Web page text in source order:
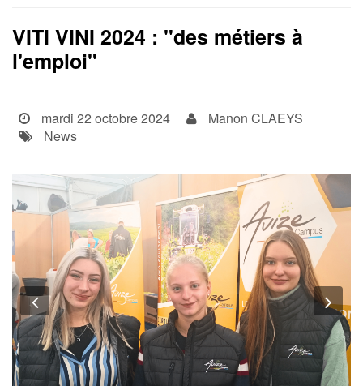
VITI VINI 2024 : "des métiers à
l'emploi"
mardi 22 octobre 2024
Manon CLAEYS
News
Previous